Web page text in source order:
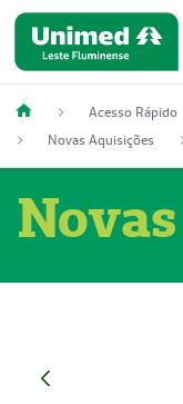
Acesso Rápido
Novas Aquisições